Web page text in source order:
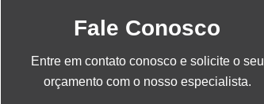
Fale Conosco
Entre em contato conosco e solicite o seu
orçamento com o nosso especialista.